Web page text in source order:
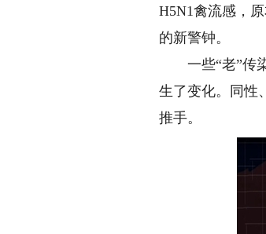
H5N1禽流感，
的新警钟。
一些“老”传染
生了变化。同性
推手。